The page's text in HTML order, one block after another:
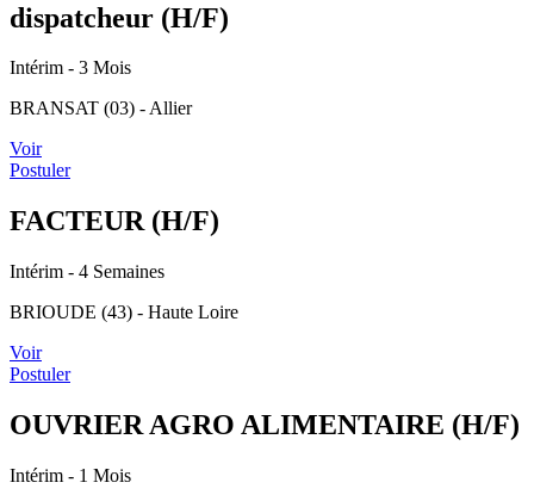
dispatcheur (H/F)
Intérim - 3 Mois
BRANSAT (03) - Allier
Voir
Postuler
FACTEUR (H/F)
Intérim - 4 Semaines
BRIOUDE (43) - Haute Loire
Voir
Postuler
OUVRIER AGRO ALIMENTAIRE (H/F)
Intérim - 1 Mois